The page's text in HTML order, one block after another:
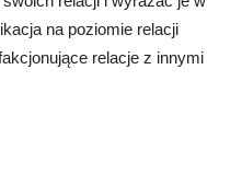
na poziomie relacji
relacje z innymi